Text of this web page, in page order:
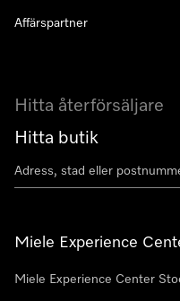
Hitta återförsäljare
Hitta butik
Miele Experience
Miele Experience Center
Affärspartner